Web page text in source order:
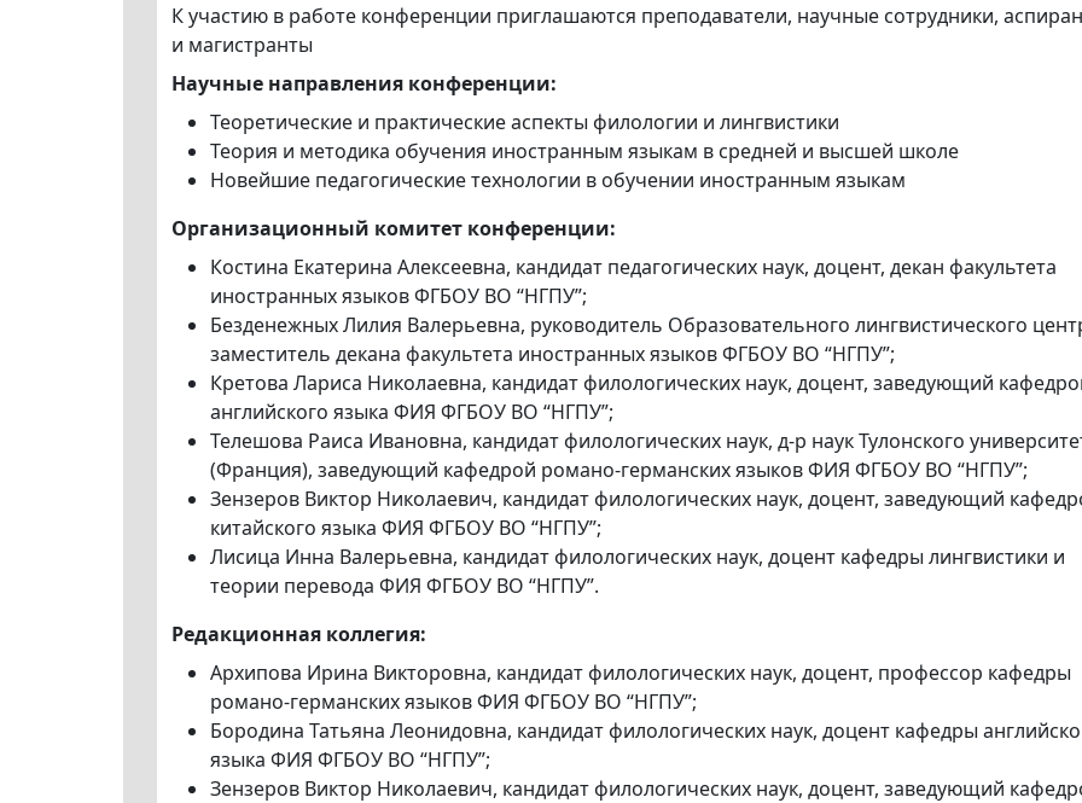
К участию в работе конференции приглашаются преподаватели, научные сотрудники,
и магистранты
Научные направления конференции:
Теоретические и практические аспекты филологии и лингвистики
Теория и методика обучения иностранным языкам в средней и высшей школе
Новейшие педагогические технологии в обучении иностранным языкам
Организационный комитет конференции:
Костина Екатерина Алексеевна, кандидат педагогических наук, доцент, декан факультета
иностранных языков ФГБОУ ВО “НГПУ”;
Безденежных Лилия Валерьевна, руководитель Образовательного лингвистического
заместитель декана факультета иностранных языков ФГБОУ ВО “НГПУ”;
Кретова Лариса Николаевна, кандидат филологических наук, доцент, заведующий
английского языка ФИЯ ФГБОУ ВО “НГПУ”;
Телешова Раиса Ивановна, кандидат филологических наук, д-р наук Тулонского
(Франция), заведующий кафедрой романо-германских языков ФИЯ ФГБОУ ВО “НГПУ”;
Зензеров Виктор Николаевич, кандидат филологических наук, доцент, заведующий
китайского языка ФИЯ ФГБОУ ВО “НГПУ”;
Лисица Инна Валерьевна, кандидат филологических наук, доцент кафедры лингвистики и
теории перевода ФИЯ ФГБОУ ВО “НГПУ”.
Редакционная коллегия:
Архипова Ирина Викторовна, кандидат филологических наук, доцент, профессор кафедры
романо-германских языков ФИЯ ФГБОУ ВО “НГПУ”;
Бородина Татьяна Леонидовна, кандидат филологических наук, доцент кафедры
языка ФИЯ ФГБОУ ВО “НГПУ”;
Зензеров Виктор Николаевич, кандидат филологических наук, доцент, заведующий